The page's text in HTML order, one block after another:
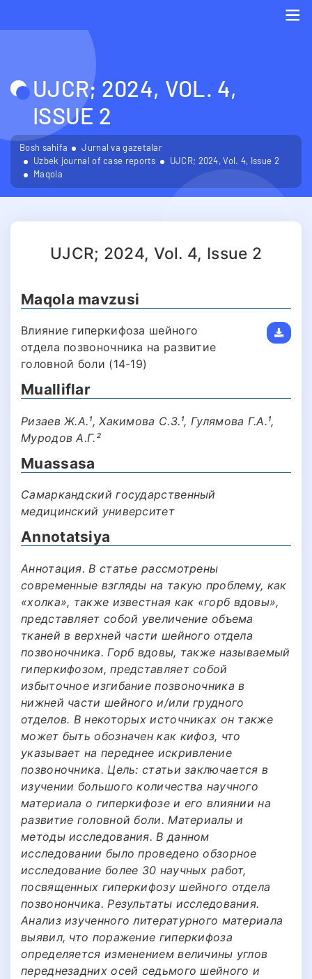
UJCR; 2024, VOL. 4,
ISSUE 2
Bosh sahifa
Jurnal va gazetalar
Uzbek journal of case reports
UJCR; 2024, Vol. 4, Issue 2
Maqola
UJCR; 2024, Vol. 4, Issue 2
Maqola mavzusi
Влияние гиперкифоза шейного
отдела позвоночника на развитие
головной боли (14-19)
Mualliflar
Ризаев Ж.А.¹, Хакимова С.З.¹, Гулямова Г.А.¹,
Муродов А.Г.²
Muassasa
Самаркандский государственный
медицинский университет
Annotatsiya
Аннотация. В статье рассмотрены
современные взгляды на такую проблему, как
«холка», также известная как «горб вдовы»,
представляет собой увеличение объема
тканей в верхней части шейного отдела
позвоночника. Горб вдовы, также называемый
гиперкифозом, представляет собой
избыточное изгибание позвоночника в
нижней части шейного и/или грудного
отделов. В некоторых источниках он также
может быть обозначен как кифоз, что
указывает на переднее искривление
позвоночника. Цель: статьи заключается в
изучении большого количества научного
материала о гиперкифозе и его влиянии на
развитие головной боли. Материалы и
методы исследования. В данном
исследовании было проведено обзорное
исследование более 30 научных работ,
посвященных гиперкифозу шейного отдела
позвонончика. Результаты исследования.
Анализ изученного литературного материала
выявил, что поражение гиперкифоза
определяется изменением величины углов
переднезадних осей седьмого шейного и